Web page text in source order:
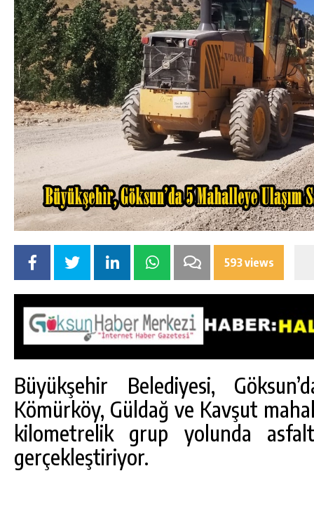
593 views
Büyükşehir Belediyesi,
Kömürköy, Güldağ ve Kavşut
kilometrelik grup yolunda
gerçekleştiriyor.